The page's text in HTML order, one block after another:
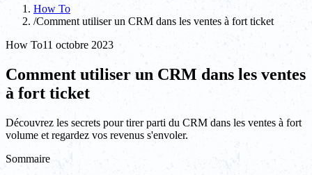
How To
/Comment utiliser un CRM dans les ventes à fort ticket
How To11 octobre 2023
Comment utiliser un CRM dans les ventes
à fort ticket
Découvrez les secrets pour tirer parti du CRM dans les ventes à fort
volume et regardez vos revenus s'envoler.
Sommaire